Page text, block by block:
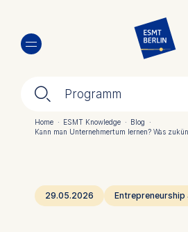
zum
Inhalt
🔍︎ Programm
Home · ESMT Knowledge · Blog
·
Kann man Unternehmertum lernen? Was
29.05.2026 Entrepreneurship